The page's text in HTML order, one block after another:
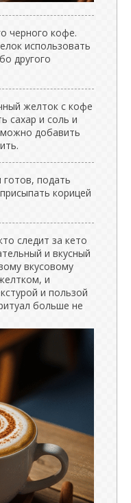
черного кофе.
использовать
другого
желток с кофе
сахар и соль и
добавить
подать
корицей
следит за кето
и вкусный
вкусовому
и
и пользой
больше не